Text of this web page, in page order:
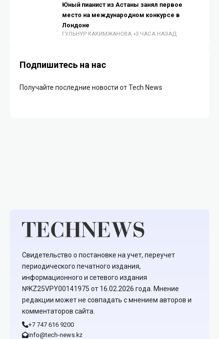
Юный пианист из Астаны занял первое
место на международном конкурсе в
Лондоне
ГУЛЬНУР КАКИМЖАНОВА 3 ЧАСА НАЗАД
Подпишитесь на нас
Получайте последние новости от Tech News
Свидетельство о постановке на учет, переучет
периодического печатного издания,
информационного и сетевого издания
№KZ25VPY00141975 от 16.02.2026 года. Мнение
редакции может не совпадать с мнением авторов и
комментаторов сайта.
+7 747 616 9200
info@tech-news.kz